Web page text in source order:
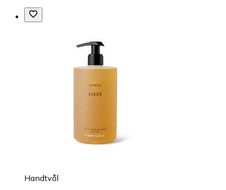
Handtvål